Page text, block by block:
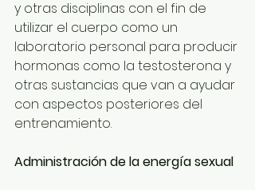
y otras disciplinas con el fin de
utilizar el cuerpo como un
laboratorio personal para producir
hormonas como la testosterona y
otras sustancias que van a ayudar
con aspectos posteriores del
entrenamiento.
Administración de la energía sexual